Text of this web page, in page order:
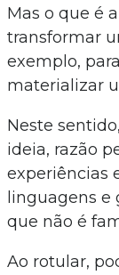
Mas o que é
transformar
exemplo,
materializar
Neste
ideia, razão
experiências
linguagens e
que não é
Ao rotular,